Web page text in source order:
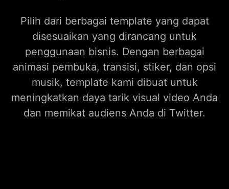
Pilih dari berbagai template yang dapat
disesuaikan yang dirancang untuk
penggunaan bisnis. Dengan berbagai
animasi pembuka, transisi, stiker, dan opsi
musik, template kami dibuat untuk
meningkatkan daya tarik visual video Anda
dan memikat audiens Anda di Twitter.